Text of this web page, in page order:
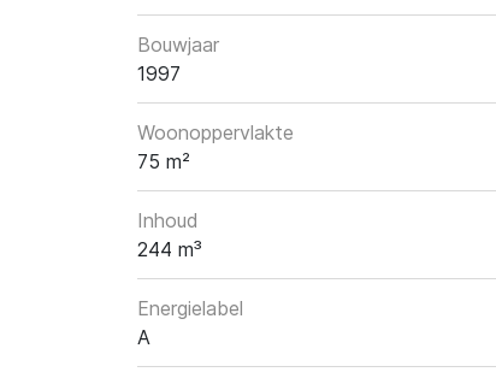
Bouwjaar
1997
Woonoppervlakte
75 m²
Inhoud
244 m³
Energielabel
A